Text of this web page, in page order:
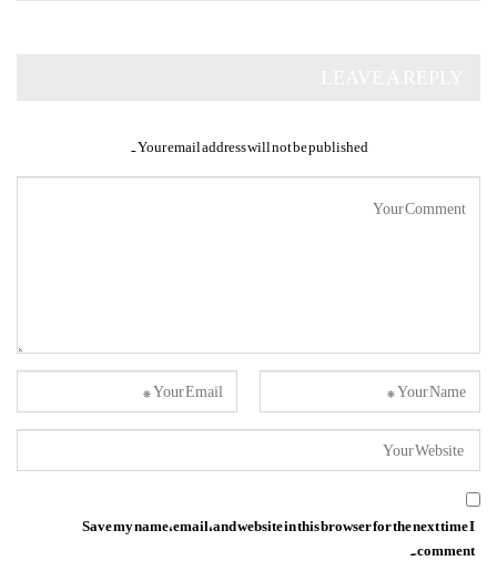
Your email address will not be published.
Save my name, email, and website in this browser for the next time I
comment.